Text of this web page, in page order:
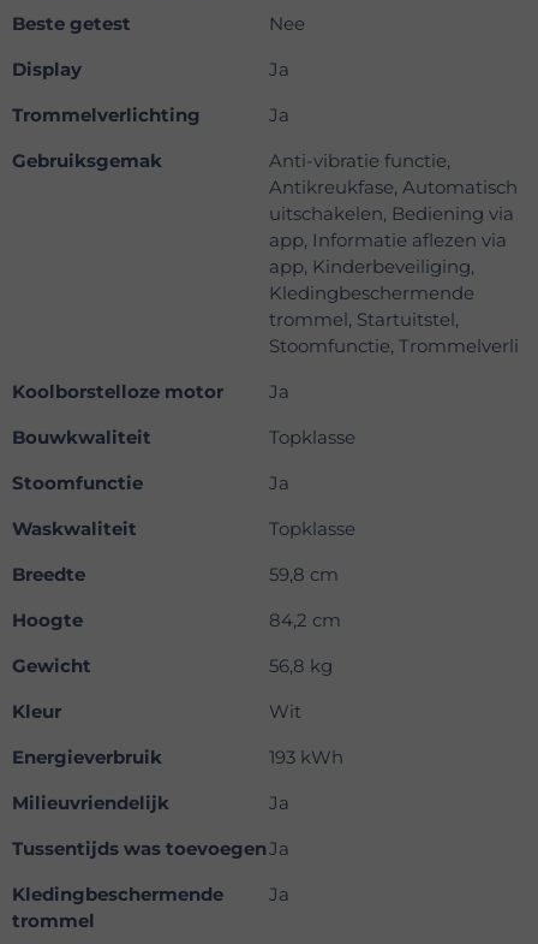
Beste getest
Nee
Display
Ja
Trommelverlichting
Ja
Gebruiksgemak
Anti-vibratie functie,
Antikreukfase, Automatisch
uitschakelen, Bediening via
app, Informatie aflezen via
app, Kinderbeveiliging,
Kledingbeschermende
trommel, Startuitstel,
Stoomfunctie, Trommelverli
Koolborstelloze motor
Ja
Bouwkwaliteit
Topklasse
Stoomfunctie
Ja
Waskwaliteit
Topklasse
Breedte
59,8 cm
Hoogte
84,2 cm
Gewicht
56,8 kg
Kleur
Wit
Energieverbruik
193 kWh
Milieuvriendelijk
Ja
Tussentijds was toevoegenJa
Kledingbeschermende
trommel
Ja